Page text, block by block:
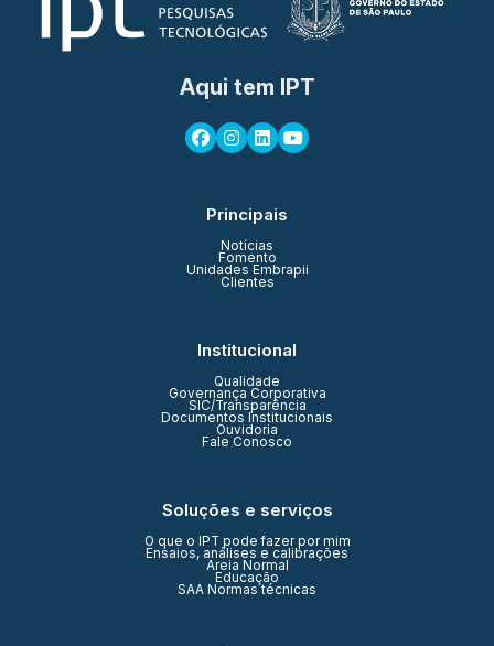
Aqui tem IPT
Principais
Notícias
Fomento
Unidades Embrapii
Clientes
Institucional
Qualidade
Governança Corporativa
SIC/Transparência
Documentos Institucionais
Ouvidoria
Fale Conosco
Soluções e serviços
O que o IPT pode fazer por mim
Ensaios, análises e calibrações
Areia Normal
Educação
SAA Normas técnicas